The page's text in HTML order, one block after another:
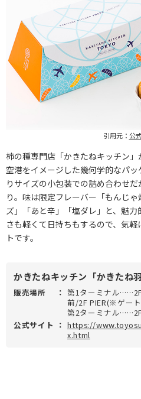
引用元： 公
柿の種専門店「かきたねキッチン」
空港をイメージした幾何学的なパ
りサイズの小包装での詰め合わせ
り。味は限定フレーバー「もんじ
ズ」「あと辛」「塩ダレ」と、魅
さも軽くて日持ちもするので、気
トです。
かきたねキッチン「かきたね
販売場所 ： 第1ターミナル
前/2F PIER(※ゲー
第2ターミナル
公式サイト
： https://
x.html